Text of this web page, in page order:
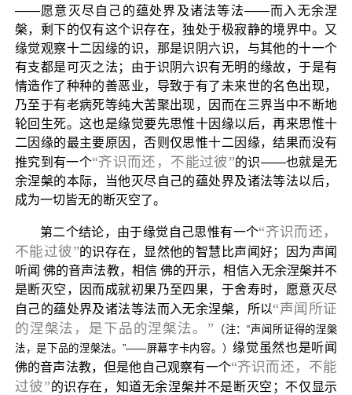
——愿意灭尽自己的蕴处界及诸法等法——而入无余涅
槃，剩下的仅有这个识存在，独处于极寂静的境界中。又
缘觉观察十二因缘的识，那是识阴六识，与其他的十一个
有支都是可灭之法；由于识阴六识有无明的缘故，于是有
情造作了种种的善恶业，导致于有了未来世的名色出现，
乃至于有老病死等纯大苦聚出现，因而在三界当中不断地
轮回生死。这也是缘觉要先思惟十因缘以后，再来思惟十
二因缘的最主要原因，否则仅思惟十二因缘，结果而没有
推究到有一个“齐识而还，不能过彼”的识——也就是无
余涅槃的本际，当他灭尽自己的蕴处界及诸法等法以后，
成为一切皆无的断灭空了。
第二个结论，由于缘觉自己思惟有一个“齐识而还，
不能过彼”的识存在，显然他的智慧比声闻好；因为声闻
听闻 佛的音声法教，相信 佛的开示，相信入无余涅槃并不
是断灭空，因而成就初果乃至四果，于舍寿时，愿意灭尽
自己的蕴处界及诸法等法而入无余涅槃，所以“声闻所证
的涅槃法，是下品的涅槃法。” （注：“声闻所证得的涅槃
法，是下品的涅槃法。”——屏幕字卡内容。）缘觉虽然也是听闻
佛的音声法教，但是他自己观察有一个“齐识而还，不能
过彼”的识存在，知道无余涅槃并不是断灭空；不仅显示